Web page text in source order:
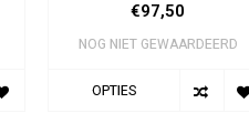
€97,50
NOG NIET GEWAARDEERD
OPTIES